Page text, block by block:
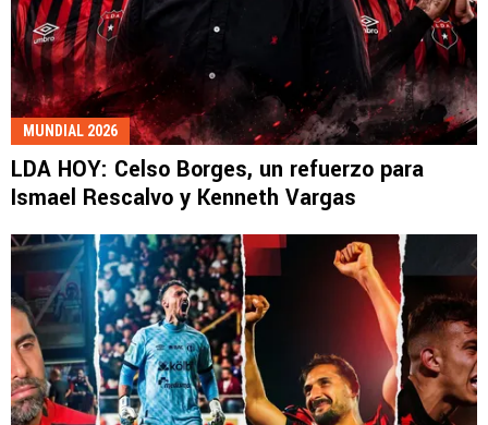
MUNDIAL 2026
LDA HOY: Celso Borges, un refuerzo para
Ismael Rescalvo y Kenneth Vargas